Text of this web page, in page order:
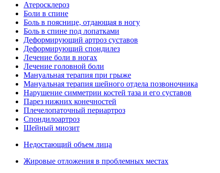
Атеросклероз
Боли в спине
Боль в пояснице, отдающая в ногу
Боль в спине под лопатками
Деформирующий артроз суставов
Деформирующий спондилез
Лечение боли в ногах
Лечение головной боли
Мануальная терапия при грыже
Мануальная терапия шейного отдела позвоночника
Нарушение симметрии костей таза и его суставов
Парез нижних конечностей
Плечелопаточный периартроз
Спондилоартроз
Шейный миозит
Недостающий объем лица
Жировые отложения в проблемных местах